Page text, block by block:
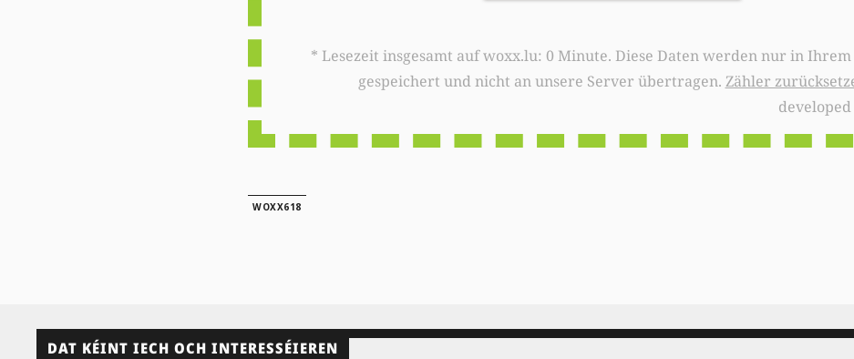
* Lesezeit insgesamt auf woxx.lu: 0 Minute. Diese Daten werden nur in Ihrem Browser
gespeichert und nicht an unsere Server übertragen. Zähler
WOXX618
DAT KÉINT IECH OCH INTERESSÉIEREN